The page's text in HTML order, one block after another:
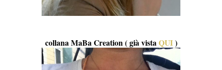
collana MaBa Creation ( già vistaQUI)